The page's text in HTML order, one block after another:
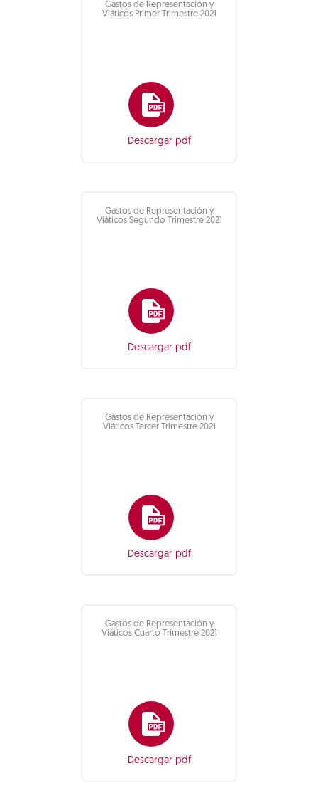
Gastos de Representación y
Viáticos Primer Trimestre 2021
Descargar pdf
Gastos de Representación y
Viáticos Segundo Trimestre 2021
Descargar pdf
Gastos de Representación y
Viáticos Tercer Trimestre 2021
Descargar pdf
Gastos de Representación y
Viáticos Cuarto Trimestre 2021
Descargar pdf